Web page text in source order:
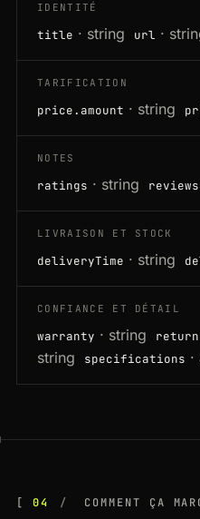
IDENTITÉ
title · string url ·
TARIFICATION
price.amount · string
NOTES
ratings · string
LIVRAISON ET STOCK
deliveryTime · string
CONFIANCE ET DÉTAIL
warranty · string
string
specifications
04 COMMENT ÇA